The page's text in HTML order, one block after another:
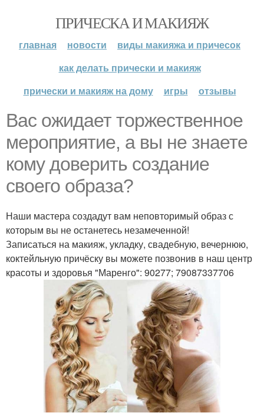
ПРИЧЕСКА И МАКИЯЖ
главная новости
виды макияжа и причесок
как делать прически и макияж
прически и макияж на дому
игры отзывы
Вас ожидает торжественное
мероприятие, а вы не знаете
кому доверить создание
своего образа?
Наши мастера создадут вам неповторимый образ с
которым вы не останетесь незамеченной!
Записаться на макияж, укладку, свадебную, вечернюю,
коктейльную причёску вы можете позвонив в наш центр
красоты и здоровья "Маренго": 90277; 79087337706